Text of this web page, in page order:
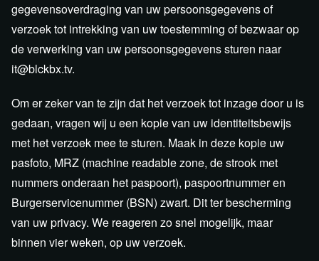
gegevensoverdraging van uw persoonsgegevens of
verzoek tot intrekking van uw toestemming of bezwaar op
de verwerking van uw persoonsgegevens sturen naar
it@blckbx.tv.
Om er zeker van te zijn dat het verzoek tot inzage door u is
gedaan, vragen wij u een kopie van uw identiteitsbewijs
met het verzoek mee te sturen. Maak in deze kopie uw
pasfoto, MRZ (machine readable zone, de strook met
nummers onderaan het paspoort), paspoortnummer en
Burgerservicenummer (BSN) zwart. Dit ter bescherming
van uw privacy. We reageren zo snel mogelijk, maar
binnen vier weken, op uw verzoek.